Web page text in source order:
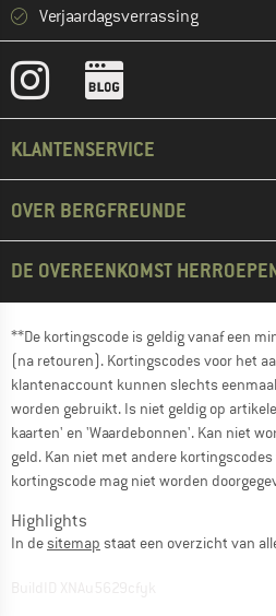
Verjaardagsverrassing
KLANTENSERVICE
OVER BERGFREUNDE
DE OVEREENKOMST
**De kortingscode is geldig vanaf een
(na retouren). Kortingscodes voor het
klantenaccount kunnen slechts
worden gebruikt. Is niet geldig op
kaarten' en 'Waardebonnen'. Kan niet
geld. Kan niet met andere
kortingscode mag niet worden
Highlights
In desitemap staat een overzicht van